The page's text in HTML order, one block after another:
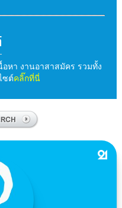
หา งานอาสาสมัคร รวมทั้ง
ซต์คลิ๊กที่นี่